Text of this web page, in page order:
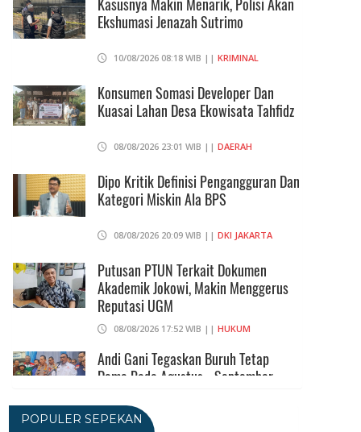
Kasusnya Makin Menarik, Polisi Akan
Ekshumasi Jenazah Sutrimo
10/08/2026 08:18 WIB || KRIMINAL
Konsumen Somasi Developer Dan
Kuasai Lahan Desa Ekowisata Tahfidz
08/08/2026 23:01 WIB || DAERAH
Dipo Kritik Definisi Pengangguran Dan
Kategori Miskin Ala BPS
08/08/2026 20:09 WIB || DKI JAKARTA
Putusan PTUN Terkait Dokumen
Akademik Jokowi, Makin Menggerus
Reputasi UGM
08/08/2026 17:52 WIB || HUKUM
Andi Gani Tegaskan Buruh Tetap
Demo Pada Agustus - September
07/08/2026 20:52 WIB ||
POPULER SEPEKAN